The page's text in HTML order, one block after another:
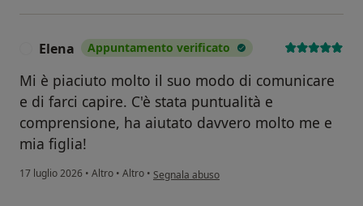
Elena Appuntamento verificato
Mi è piaciuto molto il suo modo di comunicare
e di farci capire. C'è stata puntualità e
comprensione, ha aiutato davvero molto me e
mia figlia!
17 luglio 2026 • Altro • Altro • secondo l'opinione dell'utente Elena
Segnala abuso